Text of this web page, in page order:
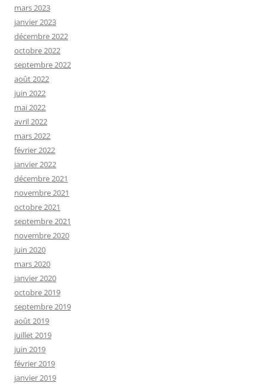
mars 2023
janvier 2023
décembre 2022
octobre 2022
septembre 2022
août 2022
juin 2022
mai 2022
avril 2022
mars 2022
février 2022
janvier 2022
décembre 2021
novembre 2021
octobre 2021
septembre 2021
novembre 2020
juin 2020
mars 2020
janvier 2020
octobre 2019
septembre 2019
août 2019
juillet 2019
juin 2019
février 2019
janvier 2019